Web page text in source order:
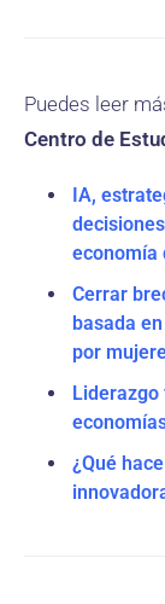
Puedes leer
Centro de
IA,
economía
Cerrar
basada
por
Liderazgo
¿Qué